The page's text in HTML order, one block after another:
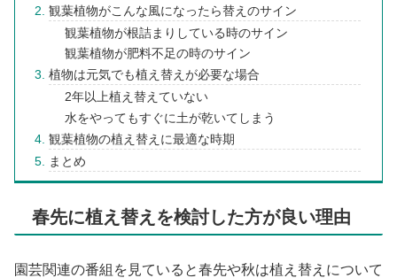
観葉植物がこんな風になったら替えのサイン
観葉植物が根詰まりしている時のサイン
観葉植物が肥料不足の時のサイン
植物は元気でも植え替えが必要な場合
2年以上植え替えていない
水をやってもすぐに土が乾いてしまう
観葉植物の植え替えに最適な時期
まとめ
春先に植え替えを検討した方が良い理由
園芸関連の番組を見ていると春先や秋は植え替えについて